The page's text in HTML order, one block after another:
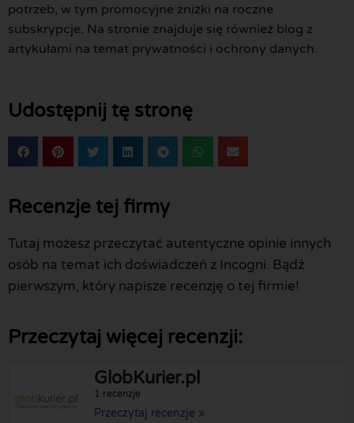
potrzeb, w tym promocyjne zniżki na roczne
subskrypcje. Na stronie znajduje się również blog z
artykułami na temat prywatności i ochrony danych.
Udostępnij tę stronę
Recenzje tej firmy
Tutaj możesz przeczytać autentyczne opinie innych
osób na temat ich doświadczeń z Incogni. Bądź
pierwszym, który napisze recenzję o tej firmie!
Przeczytaj więcej recenzji:
GlobKurier.pl
1 recenzje
Przeczytaj recenzje »